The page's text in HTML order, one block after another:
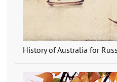
History of Australia for